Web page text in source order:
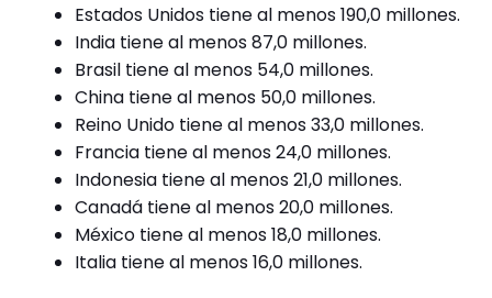
Estados Unidos tiene al menos 190,0 millones.
India tiene al menos 87,0 millones.
Brasil tiene al menos 54,0 millones.
China tiene al menos 50,0 millones.
Reino Unido tiene al menos 33,0 millones.
Francia tiene al menos 24,0 millones.
Indonesia tiene al menos 21,0 millones.
Canadá tiene al menos 20,0 millones.
México tiene al menos 18,0 millones.
Italia tiene al menos 16,0 millones.